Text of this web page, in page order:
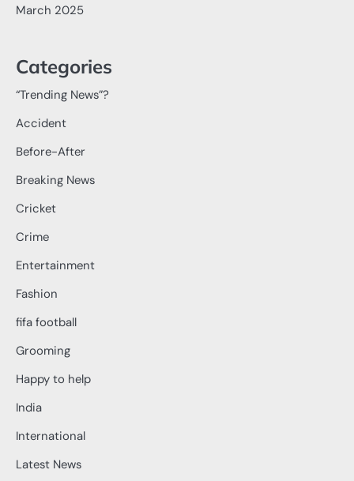
March 2025
Categories
“Trending News”?
Accident
Before-After
Breaking News
Cricket
Crime
Entertainment
Fashion
fifa football
Grooming
Happy to help
India
International
Latest News